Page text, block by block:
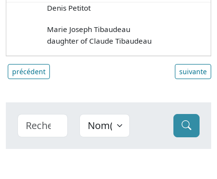
Denis Petitot
Marie Joseph Tibaudeau
daughter of Claude Tibaudeau
précédent suivante